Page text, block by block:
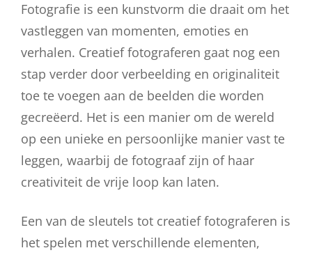
Fotografie is een kunstvorm die draait om het
vastleggen van momenten, emoties en
verhalen. Creatief fotograferen gaat nog een
stap verder door verbeelding en originaliteit
toe te voegen aan de beelden die worden
gecreëerd. Het is een manier om de wereld
op een unieke en persoonlijke manier vast te
leggen, waarbij de fotograaf zijn of haar
creativiteit de vrije loop kan laten.
Een van de sleutels tot creatief fotograferen is
het spelen met verschillende elementen,